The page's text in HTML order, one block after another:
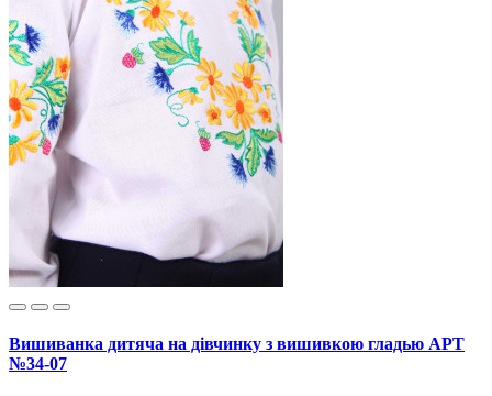
Вишиванка дитяча на дівчинку з вишивкою гладью АРТ
№34-07